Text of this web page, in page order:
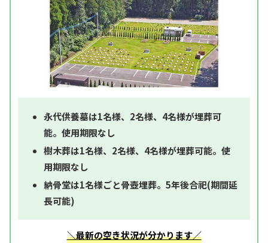
永代供養墓は1名様、2名様、4名様が埋葬可
能。使用期限なし
樹木葬は1名様、2名様、4名様が埋葬可能。使
用期限なし
納骨堂は1名様ごと骨壺埋葬。5年後合祀(期間延
長可能)
＼最新の空き状況が分かります／